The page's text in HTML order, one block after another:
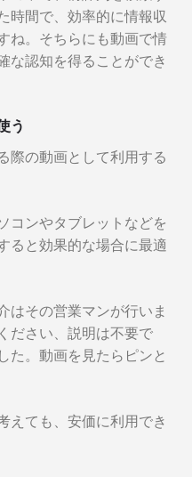
時間で、効率的に情報収
ね。そちらにも動画で情
な認知を得ることができ
う
際の動画として利用する
コンやタブレットなどを
ると効果的な場合に最適
はその営業マンが行いま
ださい、説明は不要で
た。動画を見たらピンと
えても、安価に利用でき